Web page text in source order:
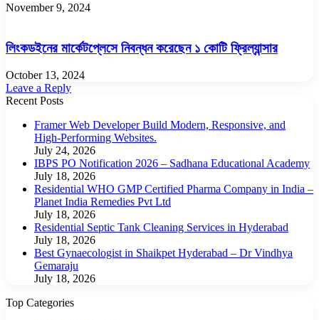
November 9, 2024
লিংকডইনের মার্কেটপ্লেসে নিবন্ধন করেছেন ১ কোটি ফ্রিল্যান্সার
October 13, 2024
Leave a Reply
Recent Posts
Framer Web Developer Build Modern, Responsive, and
High-Performing Websites.
July 24, 2026
IBPS PO Notification 2026 – Sadhana Educational Academy
July 18, 2026
Residential WHO GMP Certified Pharma Company in India –
Planet India Remedies Pvt Ltd
July 18, 2026
Residential Septic Tank Cleaning Services in Hyderabad
July 18, 2026
Best Gynaecologist in Shaikpet Hyderabad – Dr Vindhya
Gemaraju
July 18, 2026
Top Categories